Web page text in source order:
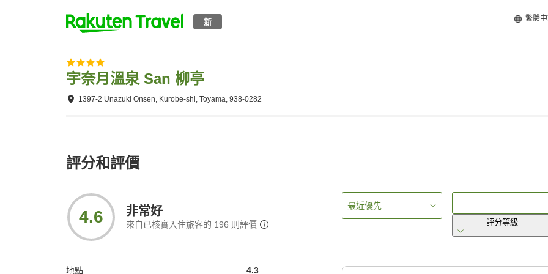
新 繁體中
宇奈月溫泉 San 柳亭
1397-2 Unazuki Onsen, Kurobe-shi, Toyama, 938-0282
評分和評價
4.6 非常好
來自已核實入住旅客的 196 則評價
地點 4.3
最近優先
評分等級